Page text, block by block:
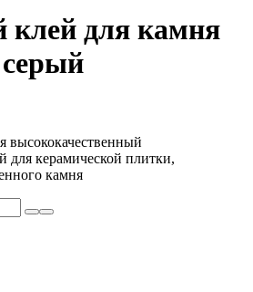
для камня
высококачественный
для керамической плитки,
камня